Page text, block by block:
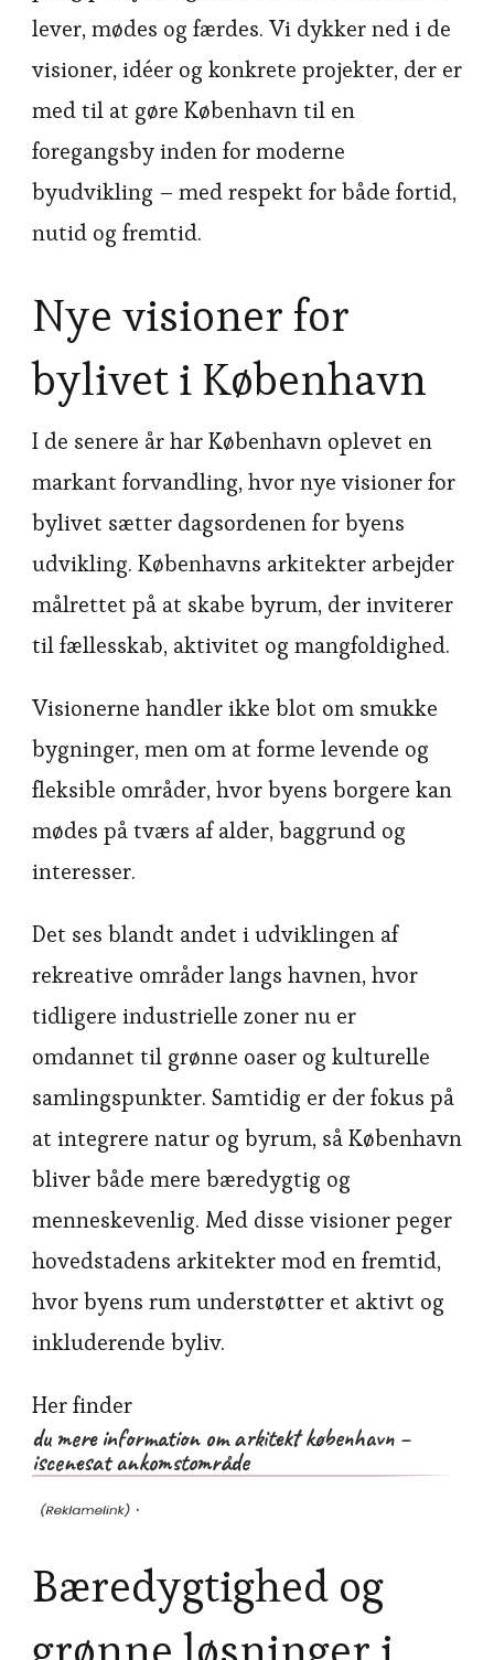
lever, mødes og færdes. Vi dykker ned i de
visioner, idéer og konkrete projekter, der er
med til at gøre København til en
foregangsby inden for moderne
byudvikling – med respekt for både fortid,
nutid og fremtid.
Nye visioner for
bylivet i København
I de senere år har København oplevet en
markant forvandling, hvor nye visioner for
bylivet sætter dagsordenen for byens
udvikling. Københavns arkitekter arbejder
målrettet på at skabe byrum, der inviterer
til fællesskab, aktivitet og mangfoldighed.
Visionerne handler ikke blot om smukke
bygninger, men om at forme levende og
fleksible områder, hvor byens borgere kan
mødes på tværs af alder, baggrund og
interesser.
Det ses blandt andet i udviklingen af
rekreative områder langs havnen, hvor
tidligere industrielle zoner nu er
omdannet til grønne oaser og kulturelle
samlingspunkter. Samtidig er der fokus på
at integrere natur og byrum, så København
bliver både mere bæredygtig og
menneskevenlig. Med disse visioner peger
hovedstadens arkitekter mod en fremtid,
hvor byens rum understøtter et aktivt og
inkluderende byliv.
Her finder
du mere information om arkitekt københavn –
iscenesat ankomstområde
.
Bæredygtighed og